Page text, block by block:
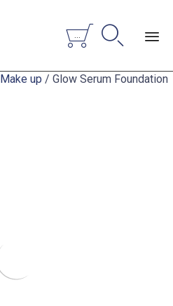

... 
Make up / Glow Serum Foundation